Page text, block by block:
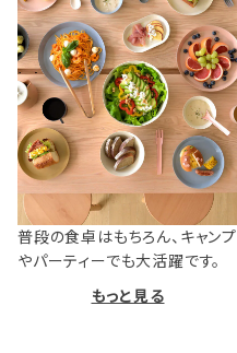
普段の食卓はもちろん、キャンプ
やパーティーでも大活躍です。
もっと見る